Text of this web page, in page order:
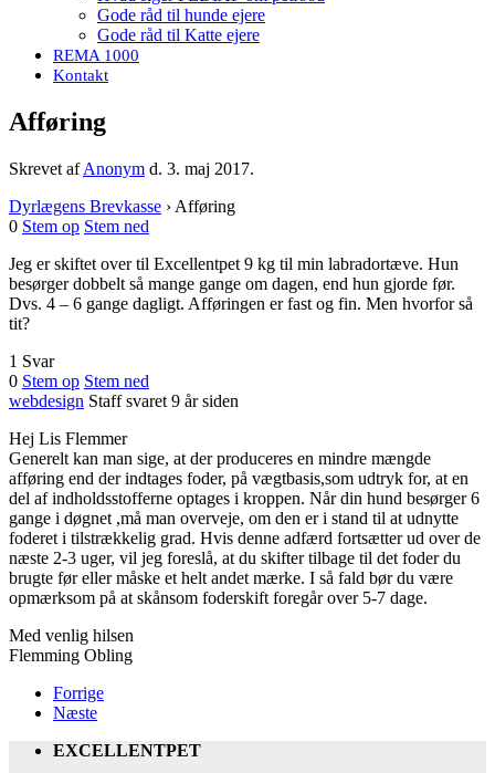
Gode råd til hunde ejere
Gode råd til Katte ejere
REMA 1000
Kontakt
Afføring
Skrevet afAnonym d. 3. maj 2017.
Dyrlægens Brevkasse › Afføring
0 Stem op Stem ned
Jeg er skiftet over til Excellentpet 9 kg til min labradortæve. Hun
besørger dobbelt så mange gange om dagen, end hun gjorde før.
Dvs. 4 – 6 gange dagligt. Afføringen er fast og fin. Men hvorfor så
tit?
1 Svar
0 Stem op Stem ned
webdesign Staffsvaret 9 år siden
Hej Lis Flemmer
Generelt kan man sige, at der produceres en mindre mængde
afføring end der indtages foder, på vægtbasis,som udtryk for, at en
del af indholdsstofferne optages i kroppen. Når din hund besørger 6
gange i døgnet ,må man overveje, om den er i stand til at udnytte
foderet i tilstrækkelig grad. Hvis denne adfærd fortsætter ud over de
næste 2-3 uger, vil jeg foreslå, at du skifter tilbage til det foder du
brugte før eller måske et helt andet mærke. I så fald bør du være
opmærksom på at skånsom foderskift foregår over 5-7 dage.
Med venlig hilsen
Flemming Obling
Forrige
Næste
EXCELLENTPET